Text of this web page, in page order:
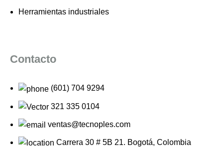
Herramientas industriales
Contacto
(601) 704 9294
321 335 0104
ventas@tecnoples.com
Carrera 30 # 5B 21. Bogotá, Colombia